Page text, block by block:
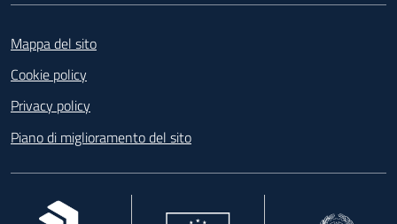
Mappa del sito
Cookie policy
Privacy policy
Piano di miglioramento del sito
, apre in una nuova scheda